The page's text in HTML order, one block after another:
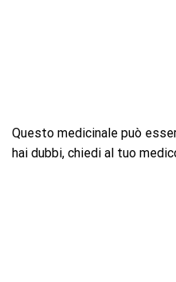
Questo medicinale può
hai dubbi, chiedi al tuo